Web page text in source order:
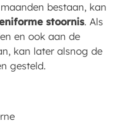
bestaan, kan
stoornis. Als
en ook aan de
kan later alsnog de
gesteld.